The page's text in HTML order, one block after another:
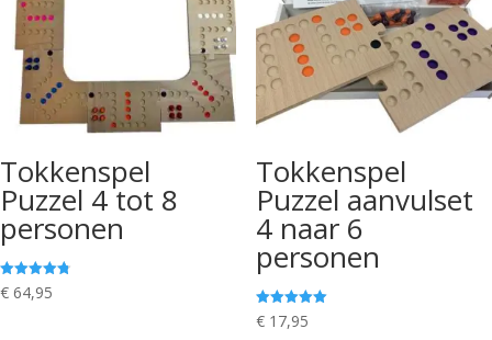
Tokkenspel
Puzzel 4 tot 8
personen
Gewaardeer
d
€ 64,95
Tokkenspel
Puzzel aanvulset
4 naar 6
personen
Gewaardeerd
5.00
€17,95